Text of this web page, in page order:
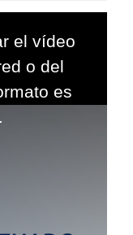
el vídeo
o del
es